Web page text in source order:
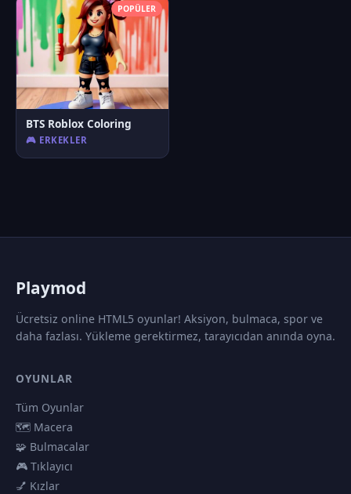
POPÜLER
BTS Roblox Coloring
🎮 ERKEKLER
Playmod
Ücretsiz online HTML5 oyunlar! Aksiyon, bulmaca, spor ve
daha fazlası. Yükleme gerektirmez, tarayıcıdan anında oyna.
OYUNLAR
Tüm Oyunlar
🗺️ Macera
🧩 Bulmacalar
🎮 Tıklayıcı
💅 Kızlar